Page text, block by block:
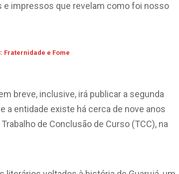
e impressos que revelam como foi nosso
Fraternidade e Fome
breve, inclusive, irá publicar a segunda
a entidade existe há cerca de nove anos
de Conclusão de Curso (TCC), na